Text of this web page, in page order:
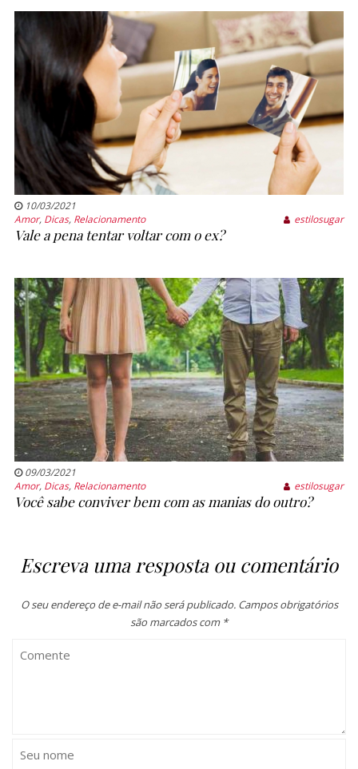
10/03/2021
Amor, Dicas, Relacionamento estilosugar
Vale a pena tentar voltar com o ex?
09/03/2021
Amor, Dicas, Relacionamento estilosugar
Você sabe conviver bem com as manias do outro?
Escreva uma resposta ou comentário
O seu endereço de e-mail não será publicado. Campos obrigatórios
são marcados com *